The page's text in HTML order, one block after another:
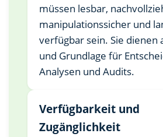
müssen lesbar,
manipulationssicher und
verfügbar sein. Sie dienen
und Grundlage für
Analysen und Audits.
Verfügbarkeit und
Zugänglichkeit